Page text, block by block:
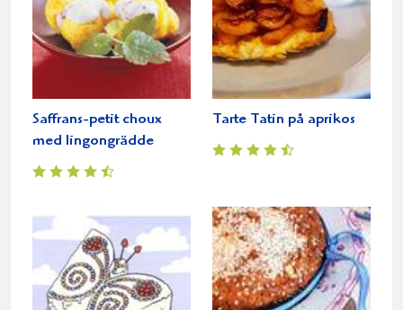
Saffrans-petit choux
med lingongrädde
Tarte Tatin på aprikos